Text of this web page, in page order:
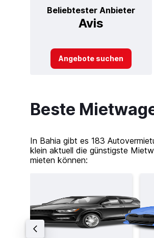
Beliebtester Anbieter
Avis
Angebote suchen
Beste
In Bahia gibt es 183
klein aktuell die günstigste
mieten können: